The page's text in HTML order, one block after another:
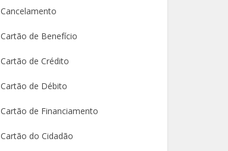
Cancelamento
Cartão de Benefício
Cartão de Crédito
Cartão de Débito
Cartão de Financiamento
Cartão do Cidadão